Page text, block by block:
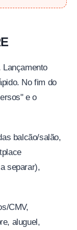
Lançamento
No fim do
e o
balcão/salão,
separar),
CMV,
aluguel,